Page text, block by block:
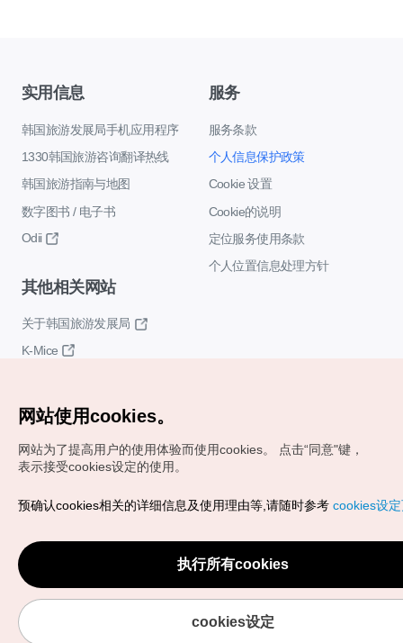
实用信息
韩国旅游发展局手机应用程序
1330韩国旅游咨询翻译热线
韩国旅游指南与地图
数字图书 / 电子书
Odii
服务
服务条款
个人信息保护政策
Cookie 设置
Cookie的说明
定位服务使用条款
个人位置信息处理方针
其他相关网站
关于韩国旅游发展局
K-Mice
Copyrights (c) 韩国旅游发展局版权所有
VISITKOREA官方邮箱
chnsim@knto.or.kr
网站使用cookies。
网站为了提高用户的使用体验而使用cookies。
点击“同意"键，
表示接受cookies设定的使用。
预确认cookies相关的详细信息及使用理由等,请随时参考 cookies设
执行所有cookies
cookies设定